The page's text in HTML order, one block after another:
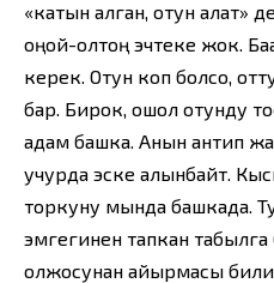
«катын алган, отун алат»
оңой-олтоң эчтеке жок.
керек. Отун коп болсо,
бар. Бирок, ошол отунду
адам башка. Анын антип
учурда эске алынбайт.
торкуну мында башкада.
эмгегинен тапкан
олжосунан айырмасы